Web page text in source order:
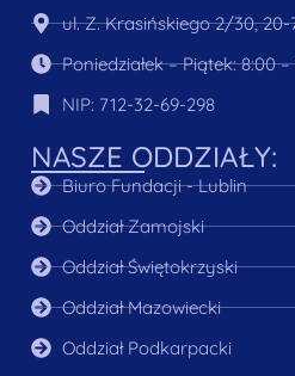
ul. Z. Krasińskiego 2/30,
Poniedziałek – Piątek: 8:00 –
NIP: 712-32-69-298
NASZE ODDZIAŁY:
Biuro Fundacji - Lublin
Oddział Zamojski
Oddział Świętokrzyski
Oddział Mazowiecki
Oddział Podkarpacki